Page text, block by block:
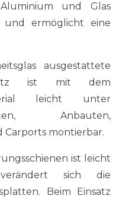
und Glas
ermöglicht eine
ausgestattete
ist mit dem
leicht unter
Anbauten,
Carports montierbar.
ist leicht
sich die
Beim Einsatz